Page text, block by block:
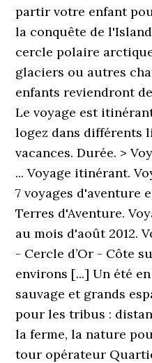
partir votre enfant
la conquête de
cercle polaire
glaciers ou autres
enfants reviendront
Le voyage est
logez dans différents
vacances. Durée. >
... Voyage itinérant.
7 voyages d'aventure
Terres d'Aventure.
au mois d'août 2012.
- Cercle d’Or - Côte
environs [...] Un été
sauvage et grands
pour les tribus :
la ferme, la nature
tour opérateur